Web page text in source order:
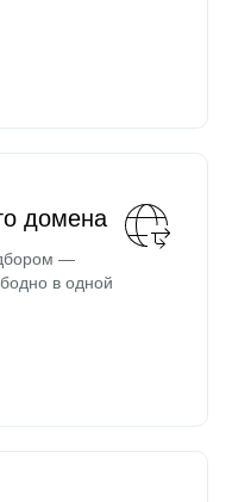
домена
—
в одной